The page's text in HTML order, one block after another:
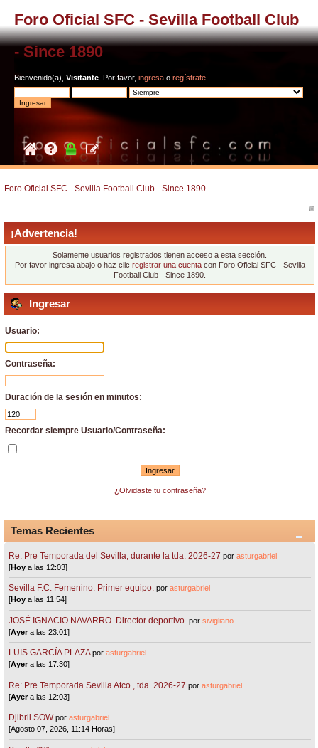
Foro Oficial SFC - Sevilla Football Club
- Since 1890
Bienvenido(a), Visitante . Por favor, ingresa o regístrate
Foro Oficial SFC - Sevilla Football Club - Since 1890
¡Advertencia!
Solamente usuarios registrados tienen acceso a esta sección.
Por favor ingresa abajo o haz clic registrar una cuentacon Foro Oficial SFC - Sevilla
Football Club - Since 1890.
Ingresar
Usuario:
Contraseña:
Duración de la sesión en minutos:
Recordar siempre Usuario/Contraseña:
¿Olvidaste tu contraseña?
Temas Recientes
Re: Pre Temporada del Sevilla, durante la tda. 2026-27 porasturgabriel
[Hoy a las 12:03]
Sevilla F.C. Femenino. Primer equipo. porasturgabriel
[Hoy a las 11:54]
JOSÉ IGNACIO NAVARRO. Director deportivo. porsivigliano
[Ayera las 23:01]
LUIS GARCÍA PLAZA porasturgabriel
[Ayera las 17:30]
Re: Pre Temporada Sevilla Atco., tda. 2026-27 porasturgabriel
[Ayera las 12:03]
Djibril SOW porasturgabriel
[Agosto 07, 2026, 11:14 Horas]